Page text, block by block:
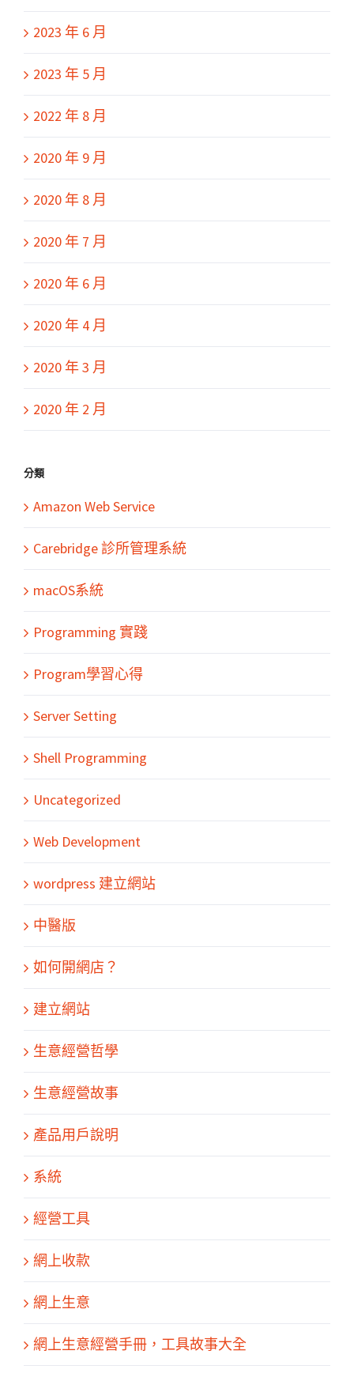
2023 年 6 月
2023 年 5 月
2022 年 8 月
2020 年 9 月
2020 年 8 月
2020 年 7 月
2020 年 6 月
2020 年 4 月
2020 年 3 月
2020 年 2 月
分類
Amazon Web Service
Carebridge 診所管理系統
macOS系統
Programming 實踐
Program學習心得
Server Setting
Shell Programming
Uncategorized
Web Development
wordpress 建立網站
中醫版
如何開網店？
建立網站
生意經營哲學
生意經營故事
產品用戶說明
系統
經營工具
網上收款
網上生意
網上生意經營手冊，工具故事大全